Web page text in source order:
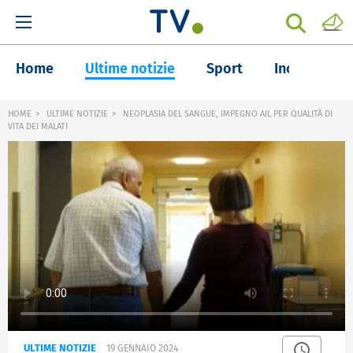
Home Ultime notizie Sport Inchieste
HOME ULTIME NOTIZIE
NEOPLASIA DEL SANGUE, IMPEGNO AIL PER QUALITÀ DI
VITA DEI MALATI
ULTIME NOTIZIE 19 GENNAIO 2024